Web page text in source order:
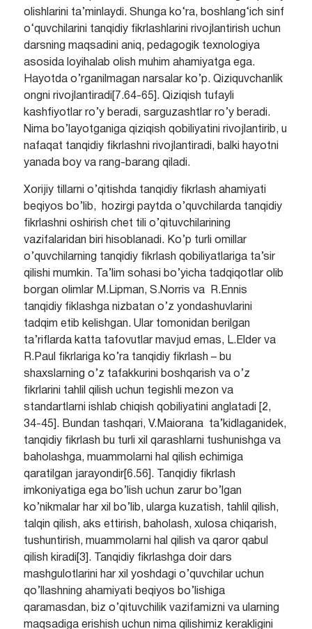
olishlarini ta’minlaydi. Shunga ko‘ra, boshlang‘ich sinf
o‘quvchilarini tanqidiy fikrlashlarini rivojlantirish uchun
darsning maqsadini aniq, pedagogik texnologiya
asosida loyihalab olish muhim ahamiyatga ega.
Hayotda o’rganilmagan narsalar ko’p. Qiziquvchanlik
ongni rivojlantiradi[7.64-65]. Qiziqish tufayli
kashfiyotlar ro’y beradi, sarguzashtlar ro’y beradi.
Nima bo’layotganiga qiziqish qobiliyatini rivojlantirib, u
nafaqat tanqidiy fikrlashni rivojlantiradi, balki hayotni
yanada boy va rang-barang qiladi.
Xorijiy tillarni o’qitishda tanqidiy fikrlash ahamiyati
beqiyos bo’lib, hozirgi paytda o’quvchilarda tanqidiy
fikrlashni oshirish chet tili o’qituvchilarining
vazifalaridan biri hisoblanadi. Ko’p turli omillar
o’quvchilarning tanqidiy fikrlash qobiliyatlariga ta’sir
qilishi mumkin. Ta’lim sohasi bo’yicha tadqiqotlar olib
borgan olimlar M.Lipman, S.Norris va R.Ennis
tanqidiy fiklashga nizbatan o’z yondashuvlarini
tadqim etib kelishgan. Ular tomonidan berilgan
ta’riflarda katta tafovutlar mavjud emas, L.Elder va
R.Paul fikrlariga ko’ra tanqidiy fikrlash – bu
shaxslarning o’z tafakkurini boshqarish va o’z
fikrlarini tahlil qilish uchun tegishli mezon va
standartlarni ishlab chiqish qobiliyatini anglatadi [2,
34-45]. Bundan tashqari, V.Maiorana ta’kidlaganidek,
tanqidiy fikrlash bu turli xil qarashlarni tushunishga va
baholashga, muammolarni hal qilish echimiga
qaratilgan jarayondir[6.56]. Tanqidiy fikrlash
imkoniyatiga ega bo’lish uchun zarur bo’lgan
ko’nikmalar har xil bo’lib, ularga kuzatish, tahlil qilish,
talqin qilish, aks ettirish, baholash, xulosa chiqarish,
tushuntirish, muammolarni hal qilish va qaror qabul
qilish kiradi[3]. Tanqidiy fikrlashga doir dars
mashgulotlarini har xil yoshdagi o’quvchilar uchun
qo’llashning ahamiyati beqiyos bo’lishiga
qaramasdan, biz o’qituvchilik vazifamizni va ularning
maqsadiga erishish uchun nima qilishimiz kerakligini